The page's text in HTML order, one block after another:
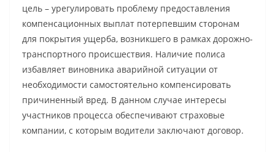
цель – урегулировать проблему предоставления
компенсационных выплат потерпевшим сторонам
для покрытия ущерба, возникшего в рамках дорожно-
транспортного происшествия. Наличие полиса
избавляет виновника аварийной ситуации от
необходимости самостоятельно компенсировать
причиненный вред. В данном случае интересы
участников процесса обеспечивают страховые
компании, с которым водители заключают договор.